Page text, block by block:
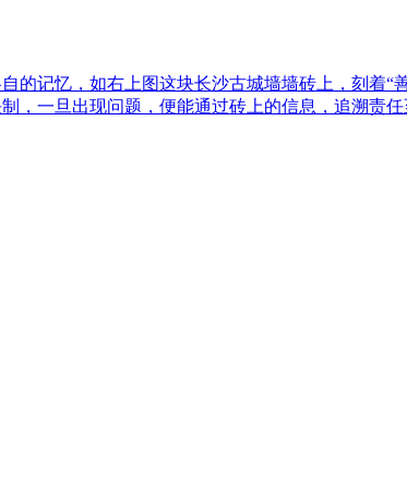
的记忆，如右上图这块长沙古城墙墙砖上，刻着
，一旦出现问题，便能通过砖上的信息，追溯责任